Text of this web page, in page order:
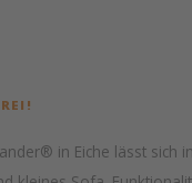
in Eiche lässt sich